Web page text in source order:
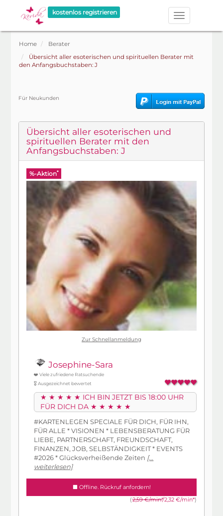
kostenlos registrieren
Home
Berater
Übersicht aller esoterischen und spirituellen Berater mit
den Anfangsbuchstaben: J
Für Neukunden
Übersicht aller esoterischen und
spirituellen Berater mit den
Anfangsbuchstaben: J
%-Aktion*
Zur Schnellanmeldung
Josephine-Sara
❤️ Viele zufriedene Ratsuchende
🎖️ Ausgezeichnet bewertet
★ ★ ★ ★ ★ ICH BIN JETZT BIS 18:00 UHR
FÜR DICH DA ★ ★ ★ ★ ★
#KARTENLEGEN SPECIALE FÜR DICH, FÜR IHN,
FÜR ALLE * VISIONEN * LEBENSBERATUNG FÜR
LIEBE, PARTNERSCHAFT, FREUNDSCHAFT,
FINANZEN, JOB, SELBSTÄNDIGKEIT * EVENTS
#2026 * Glücksverheißende Zeiten [...
weiterlesen]
Offline. Rückruf anfordern!
(2,59 €/min*/2,32 €/min*)